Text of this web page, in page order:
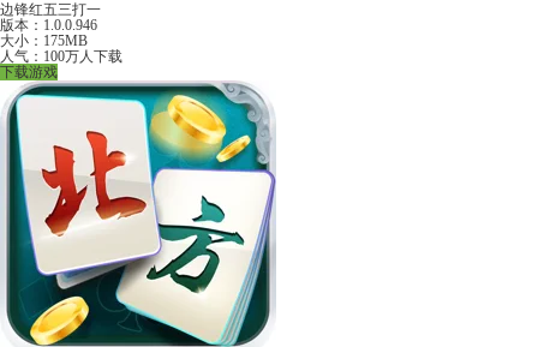
边锋红五三打一
版本：1.0.0.946
大小：175MB
人气：100万人下载
下载游戏